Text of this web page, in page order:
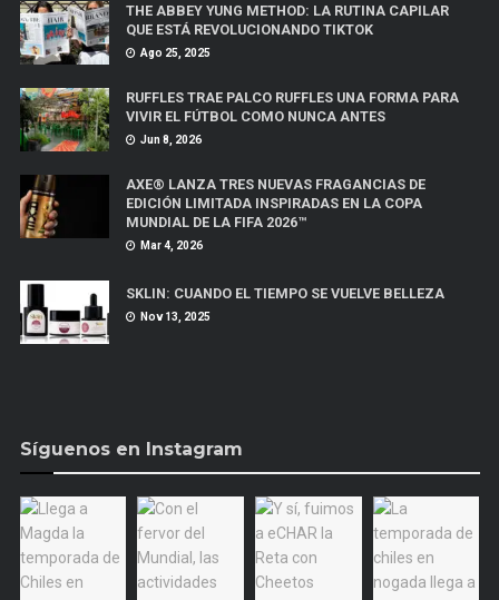
THE ABBEY YUNG METHOD: LA RUTINA CAPILAR
QUE ESTÁ REVOLUCIONANDO TIKTOK
Ago 25, 2025
RUFFLES TRAE PALCO RUFFLES UNA FORMA PARA
VIVIR EL FÚTBOL COMO NUNCA ANTES
Jun 8, 2026
AXE® LANZA TRES NUEVAS FRAGANCIAS DE
EDICIÓN LIMITADA INSPIRADAS EN LA COPA
MUNDIAL DE LA FIFA 2026™
Mar 4, 2026
SKLIN: CUANDO EL TIEMPO SE VUELVE BELLEZA
Nov 13, 2025
Síguenos en Instagram